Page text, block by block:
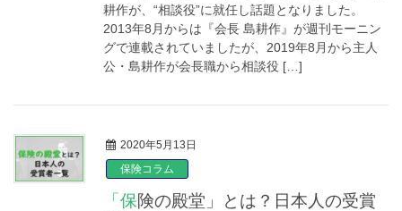
耕作が、“相談役”に就任し話題となりました。
2013年8月からは『会長 島耕作』が週刊モーニン
グで連載されていましたが、2019年8月から主人
公・島耕作が会長職から相談役 […]
2020年5月13日
保険コラム
「保険の殿堂」とは？日本人の受賞